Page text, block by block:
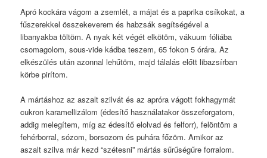
Apró kockára vágom a zsemlét, a májat és a paprika csíkokat, a
fűszerekkel összekeverem és habzsák segítségével a
libanyakba töltöm. A nyak két végét elkötöm, vákuum fóliába
csomagolom, sous-vide kádba teszem, 65 fokon 5 órára. Az
elkészülés után azonnal lehűtöm, majd tálalás előtt libazsírban
körbe pirítom.
A mártáshoz az aszalt szilvát és az apróra vágott fokhagymát
cukron karamellizálom (édesítő használatakor összeforgatom,
addig melegítem, míg az édesítő elolvad és felforr), felöntöm a
fehérborral, sózom, borsozom és puhára főzöm. Amikor az
aszalt szilva már kezd “szétesni” mártás sűrűségűre forralom.